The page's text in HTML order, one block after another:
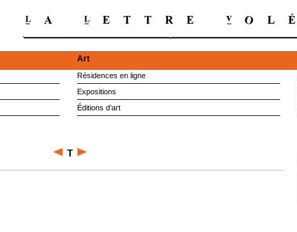
Art
Résidences en ligne
Expositions
Éditions d’art
T